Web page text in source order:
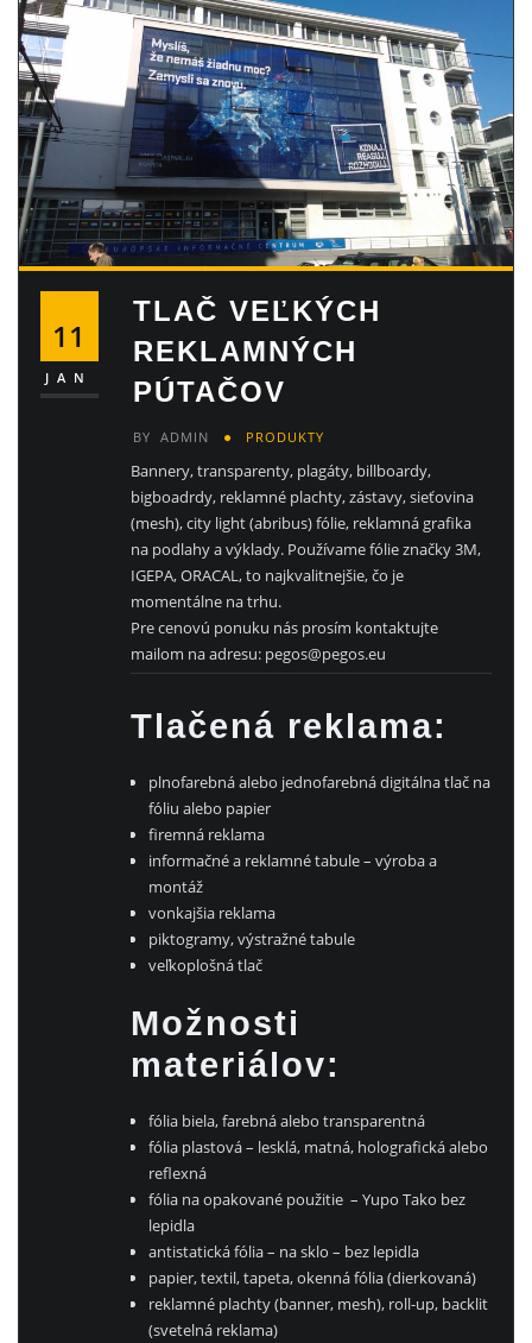
11
JAN
TLAČ VEĽKÝCH
REKLAMNÝCH
PÚTAČOV
BY ADMIN PRODUKTY
Bannery, transparenty, plagáty, billboardy,
bigboadrdy, reklamné plachty, zástavy, sieťovina
(mesh), city light (abribus) fólie, reklamná grafika
na podlahy a výklady. Používame fólie značky 3M,
IGEPA, ORACAL, to najkvalitnejšie, čo je
momentálne na trhu.
Pre cenovú ponuku nás prosím kontaktujte
mailom na adresu: pegos@pegos.eu
Tlačená reklama:
plnofarebná alebo jednofarebná digitálna tlač na
fóliu alebo papier
firemná reklama
informačné a reklamné tabule – výroba a
montáž
vonkajšia reklama
piktogramy, výstražné tabule
veľkoplošná tlač
Možnosti
materiálov:
fólia biela, farebná alebo transparentná
fólia plastová – lesklá, matná, holografická alebo
reflexná
fólia na opakované použitie – Yupo Tako bez
lepidla
antistatická fólia – na sklo – bez lepidla
papier, textil, tapeta, okenná fólia (dierkovaná)
reklamné plachty (banner, mesh), roll-up, backlit
(svetelná reklama)